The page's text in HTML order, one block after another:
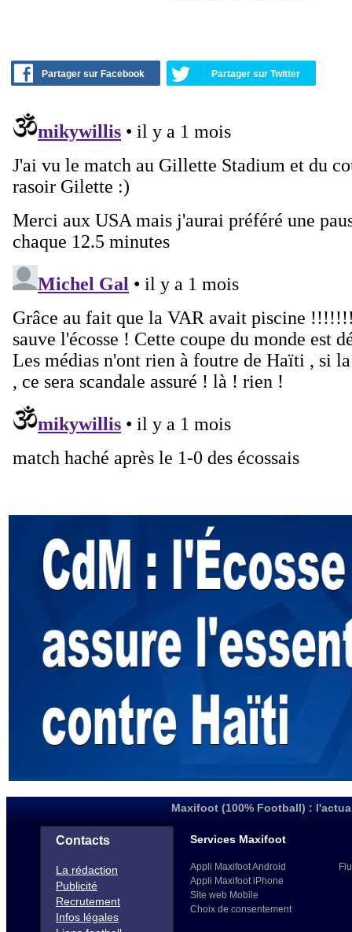
Partager sur Facebook Partager sur Twitter
Maxifoot (100% Football) :
Contacts
La rédaction
Publicité
Recrutement
Infos légales
Services Maxifoot
Appli Maxifoot Android
Appli Maxifoot iPhone
Site web Mobile
Choix de consentement